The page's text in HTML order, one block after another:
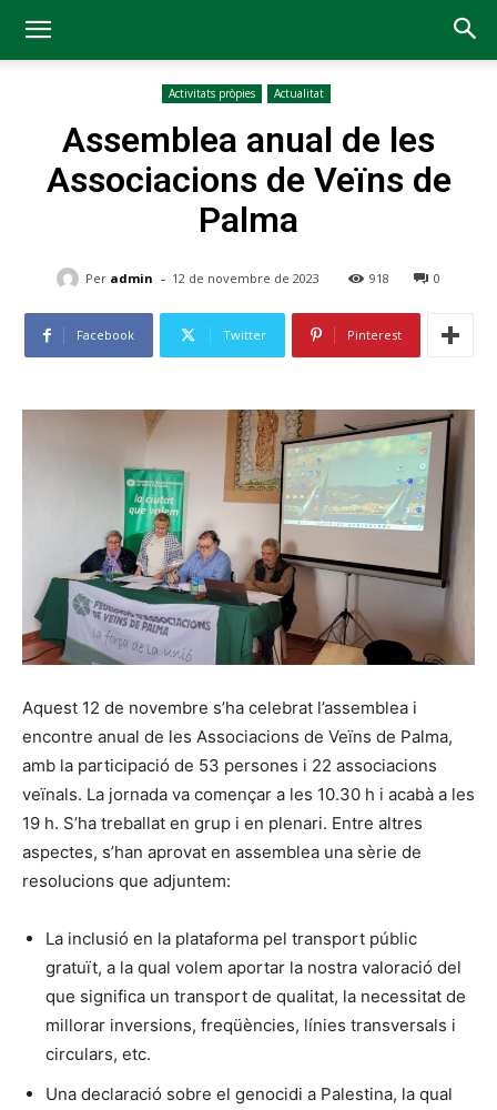
Activitats pròpies Actualitat
Assemblea anual de les
Associacions de Veïns de
Palma
Per admin - 12 de novembre de 2023 918 0
Facebook Twitter Pinterest
Aquest 12 de novembre s’ha celebrat l’assemblea i
encontre anual de les Associacions de Veïns de Palma,
amb la participació de 53 persones i 22 associacions
veïnals. La jornada va començar a les 10.30 h i acabà a les
19 h. S’ha treballat en grup i en plenari. Entre altres
aspectes, s’han aprovat en assemblea una sèrie de
resolucions que adjuntem:
La inclusió en la plataforma pel transport públic
gratuït, a la qual volem aportar la nostra valoració del
que significa un transport de qualitat, la necessitat de
millorar inversions, freqüències, línies transversals i
circulars, etc.
Una declaració sobre el genocidi a Palestina, la qual